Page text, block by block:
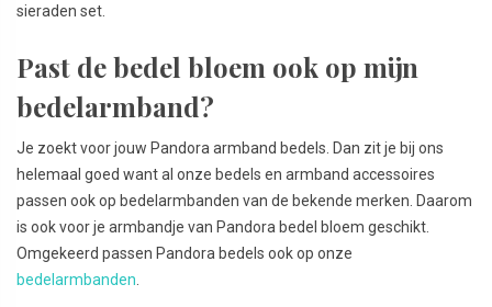
sieraden set.
Past de bedel bloem ook op mijn
bedelarmband?
Je zoekt voor jouw Pandora armband bedels. Dan zit je bij ons
helemaal goed want al onze bedels en armband accessoires
passen ook op bedelarmbanden van de bekende merken. Daarom
is ook voor je armbandje van Pandora bedel bloem geschikt.
Omgekeerd passen Pandora bedels ook op onze
bedelarmbanden